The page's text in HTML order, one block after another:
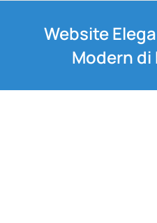
Website
Modern di